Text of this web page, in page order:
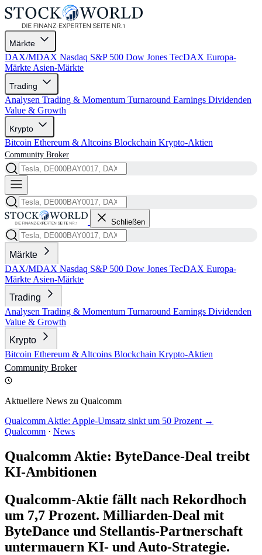
Märkte
DAX/MDAX Nasdaq S&P 500 Dow Jones TecDAX Europa-
Märkte Asien-Märkte
Trading
Analysen Trading & Momentum Turnaround Earnings Dividenden
Value & Growth
Krypto
Bitcoin Ethereum & Altcoins Blockchain Krypto-Aktien
Community Broker
Schließen
Märkte
DAX/MDAX Nasdaq S&P 500 Dow Jones TecDAX Europa-
Märkte Asien-Märkte
Trading
Analysen Trading & Momentum Turnaround Earnings Dividenden
Value & Growth
Krypto
Bitcoin Ethereum & Altcoins Blockchain Krypto-Aktien
Community Broker
Aktuellere News zu Qualcomm
Qualcomm Aktie: Apple-Umsatz sinkt um 50 Prozent →
Qualcomm · News
Qualcomm Aktie: ByteDance-Deal treibt
KI-Ambitionen
Qualcomm-Aktie fällt nach Rekordhoch
um 7,7 Prozent. Milliarden-Deal mit
ByteDance und Stellantis-Partnerschaft
untermauern KI- und Auto-Strategie.